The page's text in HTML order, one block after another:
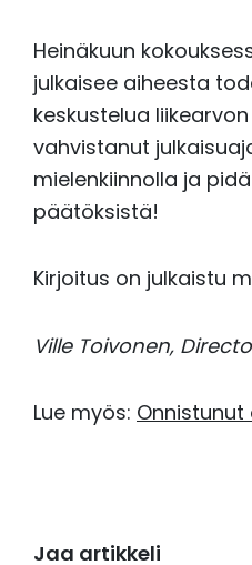
Heinäkuun
julkaisee aiheesta
keskustelua
vahvistanut
mielenkiinnolla ja
päätöksistä!
Kirjoitus on julkaistu
Ville Toivonen,
Lue myös:
Jaa artikkeli